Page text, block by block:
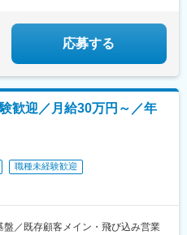
応募する
歓迎／月給30万円～／年
職種未経験歓迎
盤／既存顧客メイン・飛び込み営業